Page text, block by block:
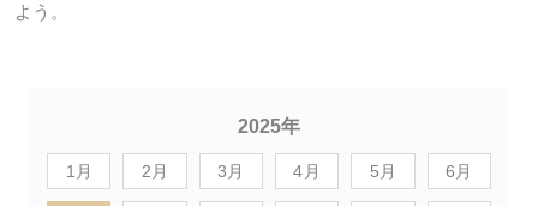
よう。
2025年
1月 2月 3月 4月 5月 6月